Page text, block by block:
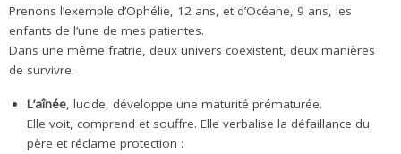
Prenons l’exemple d’Ophélie, 12 ans, et d’Océane, 9 ans, les
enfants de l’une de mes patientes.
Dans une même fratrie, deux univers coexistent, deux manières
de survivre.
L’aînée, lucide, développe une maturité prématurée.
Elle voit, comprend et souffre. Elle verbalise la défaillance du
père et réclame protection :